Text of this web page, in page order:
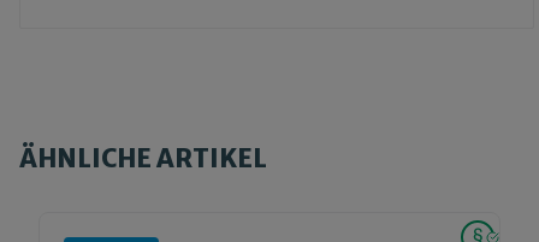
ÄHNLICHE ARTIKEL